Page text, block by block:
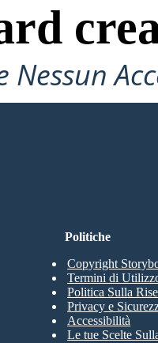
Politiche
Copyright
Termini di
Politica Sulla
Privacy e
Accessibilità
Le tue Scelte